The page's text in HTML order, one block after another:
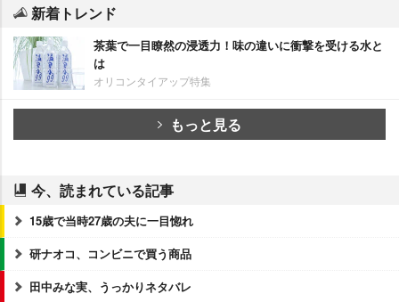
新着トレンド
茶葉で一目瞭然の浸透力！味の違いに衝撃を受ける水と
は
オリコンタイアップ特集
もっと見る
今、読まれている記事
15歳で当時27歳の夫に一目惚れ
研ナオコ、コンビニで買う商品
田中みな実、うっかりネタバレ